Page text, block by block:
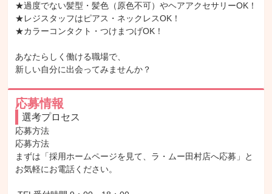
★過度でない髪型・髪色（原色不可）やヘアアクセサリーOK！
★レジスタッフはピアス・ネックレスOK！
★カラーコンタクト・つけまつげOK！
あなたらしく働ける職場で、
新しい自分に出会ってみませんか？
応募情報
選考プロセス
応募方法
応募方法
まずは「採用ホームページを見て、ラ・ムー田村店へ応募」と
お気軽にお電話ください。